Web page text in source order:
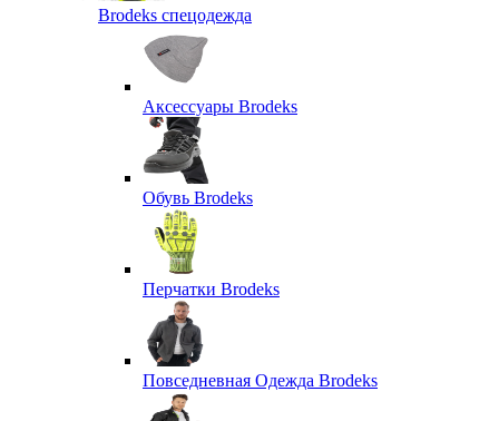
Brodeks спецодежда
Аксессуары Brodeks
Обувь Brodeks
Перчатки Brodeks
Повседневная Одежда Brodeks